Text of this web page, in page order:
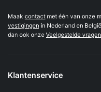
Maak contact met één van onze
vestigingen in Nederland en
dan ook onze Veelgestelde vragen
Klantenservice